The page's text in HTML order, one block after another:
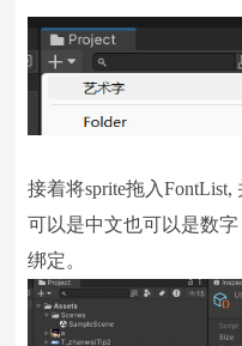
接着将sprite拖入FontList,
可以是中文也可以是数
绑定。